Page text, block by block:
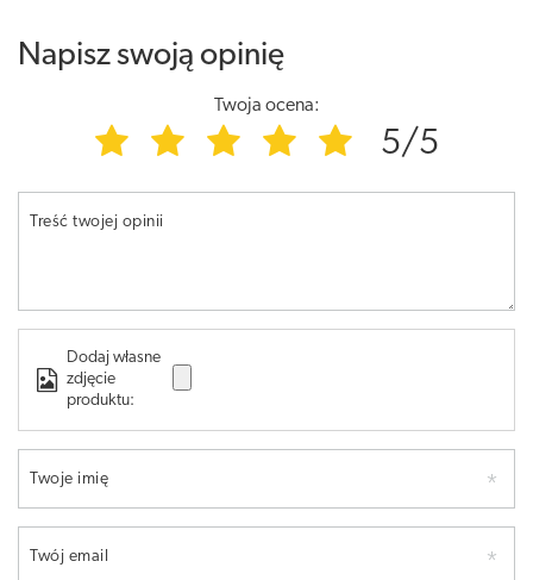
Napisz swoją opinię
Twoja ocena:
5/5
Treść twojej opinii
Dodaj własne
zdjęcie
produktu:
Twoje imię
Twój email